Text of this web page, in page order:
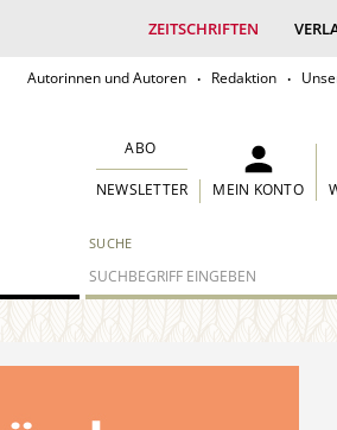
ZEITSCHRIFTEN
Autorinnen und Autoren Redaktion
SUCHE
ABO
NEWSLETTER MEIN KONTO